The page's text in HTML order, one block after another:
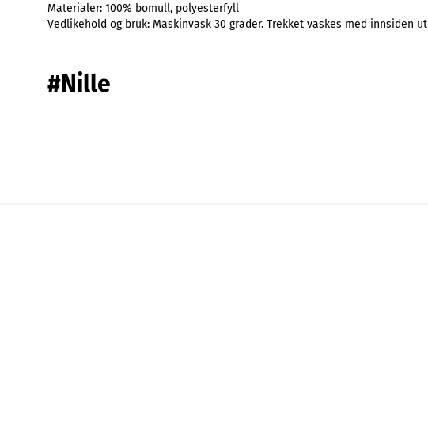
Materialer: 100% bomull, polyesterfyll
Vedlikehold og bruk: Maskinvask 30 grader. Trekket vaskes med innsiden ut
#Nille